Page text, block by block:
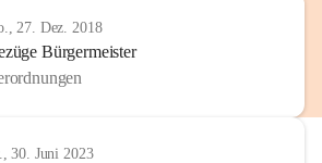
27. Dez. 2018
Bürgermeister
30. Juni 2023